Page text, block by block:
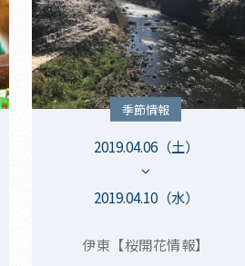
季節情報
2019.04.06（土）
2019.04.10（水）
伊東【桜開花情報】